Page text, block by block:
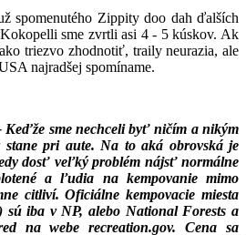
spomenutého Zippity doo dah ďalších
sme zvrtli asi 4 - 5 kúskov. Ak
triezvo zhodnotiť, traily neurazia, ale
najradšej spomíname.
Keďže sme nechceli byť ničím a nikým
stane pri aute. Na to aká obrovská je
dosť veľký problém nájsť normálne
a ľudia na kempovanie mimo
citliví. Oficiálne kempovacie miesta
sú iba v NP, alebo National Forests a
na webe recreation.gov. Cena sa